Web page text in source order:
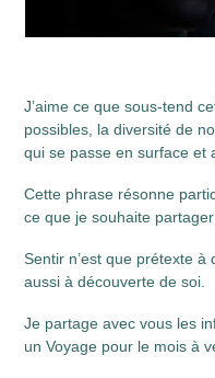
J’aime ce que sous-tend
possibles, la diversité de
qui se passe en surface et
Cette phrase résonne
ce que je souhaite
Sentir n’est que prétexte
aussi à découverte de soi.
Je partage avec vous les
un Voyage pour le mois à